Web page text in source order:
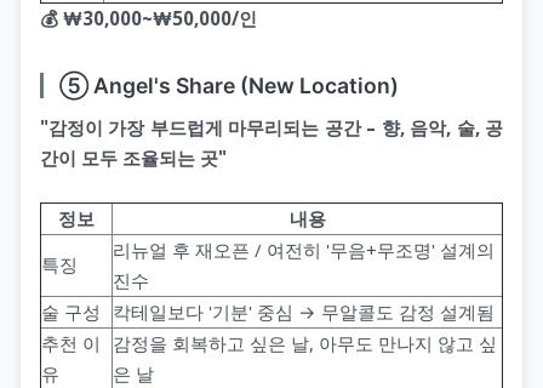
💰 ₩30,000~₩50,000/인
⑤ Angel's Share (New Location)
"감정이 가장 부드럽게 마무리되는 공간 – 향, 음악, 술, 공
간이 모두 조율되는 곳"
정보
내용
특징
리뉴얼 후 재오픈 / 여전히 '무음+무조명' 설계의
진수
술 구성
칵테일보다 '기분' 중심 → 무알콜도 감정 설계됨
추천 이
유
감정을 회복하고 싶은 날, 아무도 만나지 않고 싶
은 날